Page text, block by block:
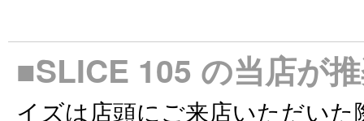
■SLICE 105 の当店が
イズは店頭にご来店いただい